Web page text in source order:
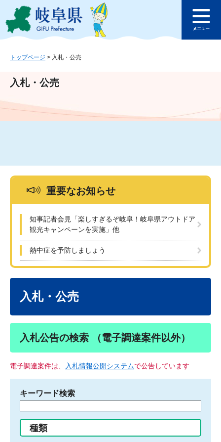
ジ
ュ
文
このページの本文へ
ュ
トップページ > 入札・公売
入札・公売
重要なお知らせ
知事記者会見「楽しすぎるぞ岐阜！岐阜県アウトドア
観光キャンペーンを実施」他
熱中症を予防しましょう
入札・公売
入札公告の検索 （電子調達案件以外）
電子調達案件は、 入札情報公開システムで公告しています
キーワード検索
る
種類